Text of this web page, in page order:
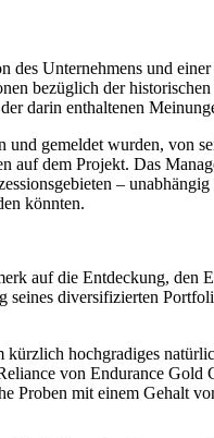
Unternehmens und
bezüglich der
darin enthaltenen
gemeldet wurden, von
dem Projekt. Das
–
könnten.
auf die Entdeckung, den
diversifizierten
hochgradiges
von Endurance
Proben mit einem Gehalt